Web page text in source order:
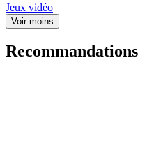
Jeux vidéo
Voir moins
Recommandations